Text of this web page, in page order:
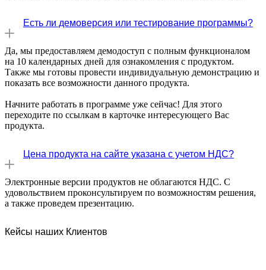
Есть ли демоверсия или тестирование программы?
Да, мы предоставляем демодоступ с полным функционалом
на 10 календарных дней для ознакомления с продуктом.
Также мы готовы провести индивидуальную демонстрацию и
показать все возможности данного продукта.
Начните работать в программе уже сейчас! Для этого
переходите по ссылкам в карточке интересующего Вас
продукта.
Цена продукта на сайте указана с учетом НДС?
Электронные версии продуктов не облагаются НДС. С
удовольствием проконсультируем по возможностям решения,
а также проведем презентацию.
Кейсы наших Клиентов